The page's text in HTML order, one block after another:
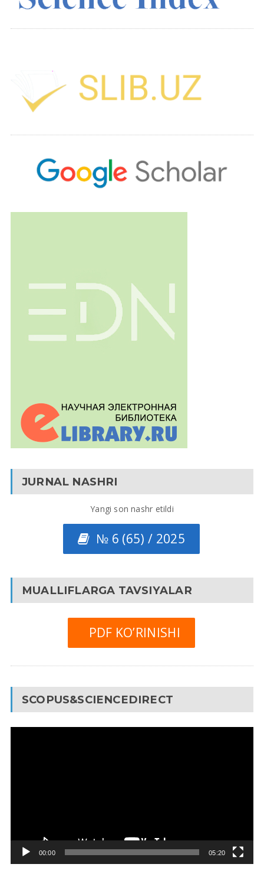
JURNAL NASHRI
Yangi son nashr etildi
№ 6 (65) / 2025
MUALLIFLARGA TAVSIYALAR
PDF KO’RINISHI
SCOPUS&SCIENCEDIRECT
00:00 05:20